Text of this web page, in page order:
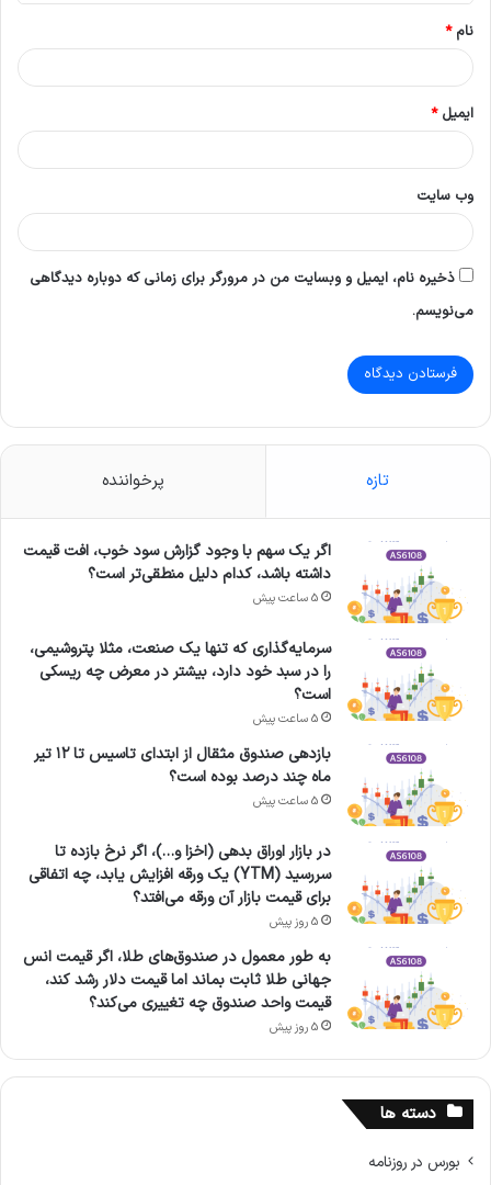
نام*
ایمیل*
وب‌ سایت
ذخیره نام، ایمیل و وبسایت من در مرورگر برای زمانی که دوباره دیدگاهی
می‌نویسم.
تازه پرخواننده
اگر یک سهم با وجود گزارش سود خوب، افت قیمت
داشته باشد، کدام دلیل منطقی‌تر است؟
5 ساعت پیش
سرمایه‌گذاری که تنها یک صنعت، مثلا پتروشیمی،
را در سبد خود دارد، بیشتر در معرض چه ریسکی
است؟
5 ساعت پیش
بازدهی صندوق مثقال از ابتدای تاسیس تا ۱۲ تیر
ماه چند درصد بوده است؟
5 ساعت پیش
در بازار اوراق بدهی (اخزا و…)، اگر نرخ بازده تا
سررسید (YTM) یک ورقه افزایش یابد، چه اتفاقی
برای قیمت بازار آن ورقه می‌افتد؟
5 روز پیش
به طور معمول در صندوق‌های طلا، اگر قیمت انس
جهانی طلا ثابت بماند اما قیمت دلار رشد کند،
قیمت واحد صندوق چه تغییری می‌کند؟
5 روز پیش
دسته ها
بورس در روزنامه